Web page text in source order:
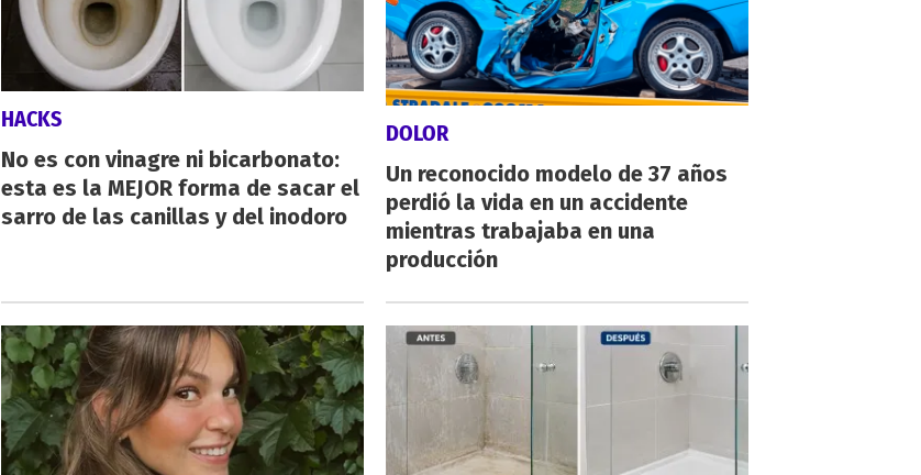
HACKS
No es con vinagre ni bicarbonato:
esta es la MEJOR forma de sacar el
sarro de las canillas y del inodoro
DOLOR
Un reconocido modelo de 37 años
perdió la vida en un accidente
mientras trabajaba en una
producción